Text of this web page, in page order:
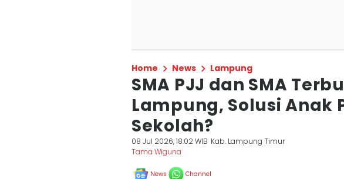
Home News Lampung
SMA PJJ dan SMA
Lampung, Solusi Anak
Sekolah?
08 Jul 2026, 18:02 WIB Kab. Lampung Timur
Tama Wiguna
News Channel